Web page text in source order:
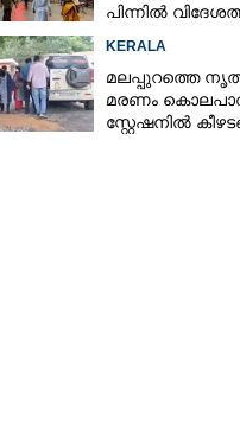
പിന്നിൽ
KERALA
മലപ്പുറത്തെ
മരണം
സ്റ്റേഷനിൽ